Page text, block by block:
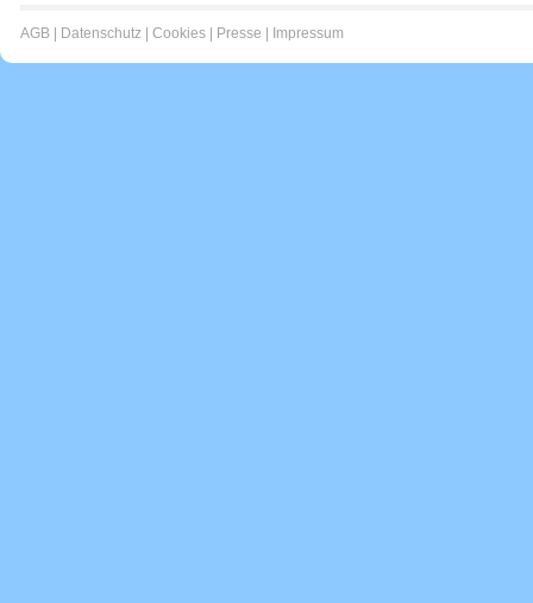
AGB Datenschutz Cookies Presse Impressum